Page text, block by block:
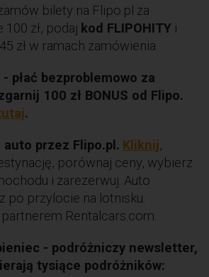
bilety na Flipo.pl za
100 zł, podaj kod FLIPOHITY i
zł w ramach zamówienia.
- płać bezproblemowo za
100 zł BONUS od Flipo.
.
auto przez Flipo.pl. Kliknij,
porównaj ceny, wybierz
i zarezerwuj. Auto
po przylocie na lotnisku.
Rentalcars.com.
- podróżniczy newsletter,
tysiące podróżników: